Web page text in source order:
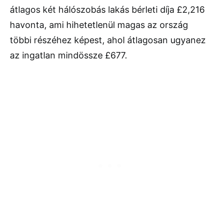
átlagos két hálószobás lakás bérleti díja £2,216
havonta, ami hihetetlenül magas az ország
többi részéhez képest, ahol átlagosan ugyanez
az ingatlan mindössze £677.